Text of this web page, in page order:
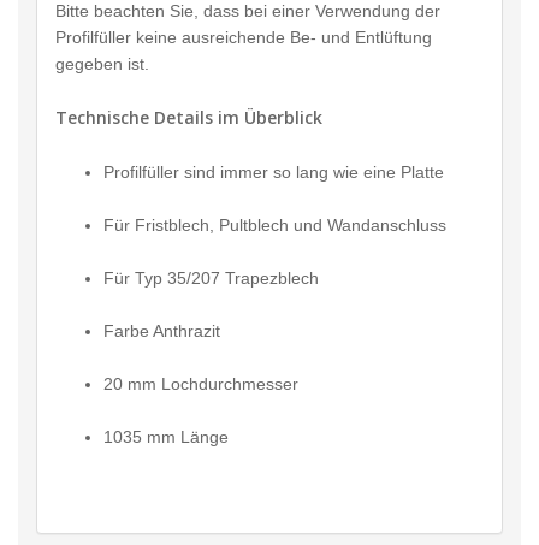
Bitte beachten Sie, dass bei einer Verwendung der
Profilfüller keine ausreichende Be- und Entlüftung
gegeben ist.
Technische Details im Überblick
Profilfüller sind immer so lang wie eine Platte
Für Fristblech, Pultblech und Wandanschluss
Für Typ 35/207 Trapezblech
Farbe Anthrazit
20 mm Lochdurchmesser
1035 mm Länge